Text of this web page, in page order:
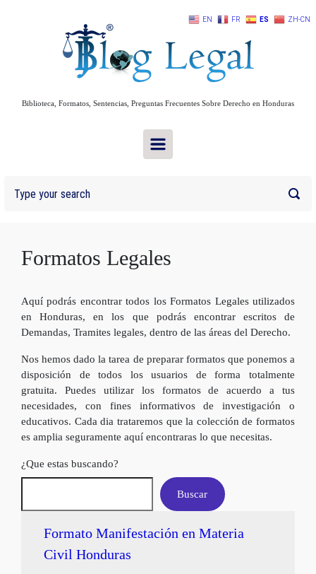
Biblioteca, Formatos, Sentencias, Preguntas Frecuentes Sobre Derecho en Honduras
Formatos Legales
Aquí podrás encontrar todos los Formatos Legales utilizados
en Honduras, en los que podrás encontrar escritos de
Demandas, Tramites legales, dentro de las áreas del Derecho.
Nos hemos dado la tarea de preparar formatos que ponemos a
disposición de todos los usuarios de forma totalmente
gratuita. Puedes utilizar los formatos de acuerdo a tus
necesidades, con fines informativos de investigación o
educativos. Cada dia trataremos que la colección de formatos
es amplia seguramente aquí encontraras lo que necesitas.
¿Que estas buscando?
Buscar
Formato Manifestación en Materia
Civil Honduras
EN FR ES ZH-CN